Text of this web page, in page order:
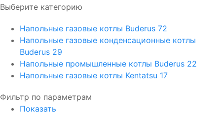
Выберите категорию
Напольные газовые котлы Buderus 72
Напольные газовые конденсационные котлы
Buderus 29
Напольные промышленные котлы Buderus 22
Напольные газовые котлы Kentatsu 17
Фильтр по параметрам
Показать